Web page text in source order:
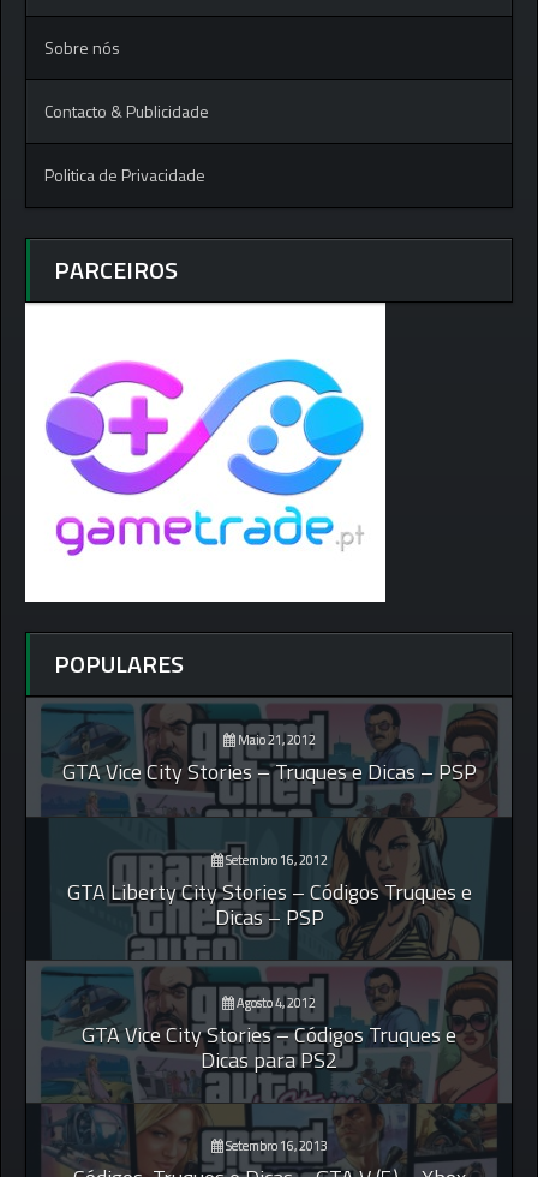
Sobre nós
Contacto & Publicidade
Politica de Privacidade
PARCEIROS
POPULARES
Maio 21, 2012
GTA Vice City Stories – Truques e Dicas – PSP
Setembro 16, 2012
GTA Liberty City Stories – Códigos Truques e
Dicas – PSP
Agosto 4, 2012
GTA Vice City Stories – Códigos Truques e
Dicas para PS2
Setembro 16, 2013